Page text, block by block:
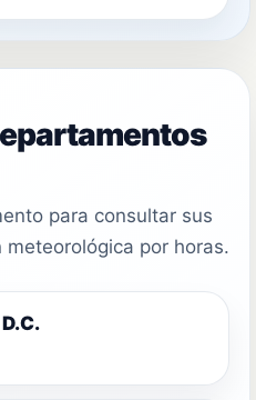
para consultar sus
por horas.